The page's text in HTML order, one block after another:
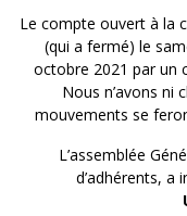
Le compte ouvert à la
(qui a fermé) le
octobre 2021 par un
Nous n’avons ni
mouvements se
L’assemblée
d’adhérents, a